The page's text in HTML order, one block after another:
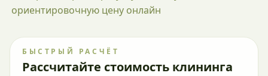
ориентировочную цену онлайн
БЫСТРЫЙ РАСЧЁТ
Рассчитайте стоимость клининга